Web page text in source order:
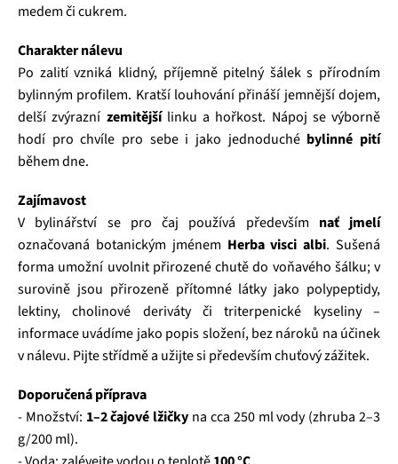
medem či cukrem.
Charakter nálevu
Po zalití vzniká klidný, příjemně pitelný šálek s přírodním
bylinným profilem. Kratší louhování přináší jemnější dojem,
delší zvýrazní zemitějšílinku a hořkost. Nápoj se výborně
hodí pro chvíle pro sebe i jako jednoduché bylinné pití
během dne.
Zajímavost
V bylinářství se pro čaj používá především nať jmelí
označovaná botanickým jménem Herba visci albi. Sušená
forma umožní uvolnit přirozené chutě do voňavého šálku; v
surovině jsou přirozeně přítomné látky jako polypeptidy,
lektiny, cholinové deriváty či triterpenické kyseliny –
informace uvádíme jako popis složení, bez nároků na účinek
v nálevu. Pijte střídmě a užijte si především chuťový zážitek.
Doporučená příprava
- Množství: 1–2 čajové lžičky na cca 250 ml vody (zhruba 2–3
g/200 ml).